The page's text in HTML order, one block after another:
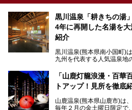
黒川温泉「耕きちの湯
4年に再開した名湯を
紹介
黒川温泉(熊本県南小国町)
九州を代表する人気温泉地
す。
中でも「耕きち(こうきち)
り一度廃業しましたが、
「山鹿灯籠浪漫・百華
トアップ！見所を徹底
山鹿温泉(熊本県山鹿市)は
毎年２月の金土曜日限定で